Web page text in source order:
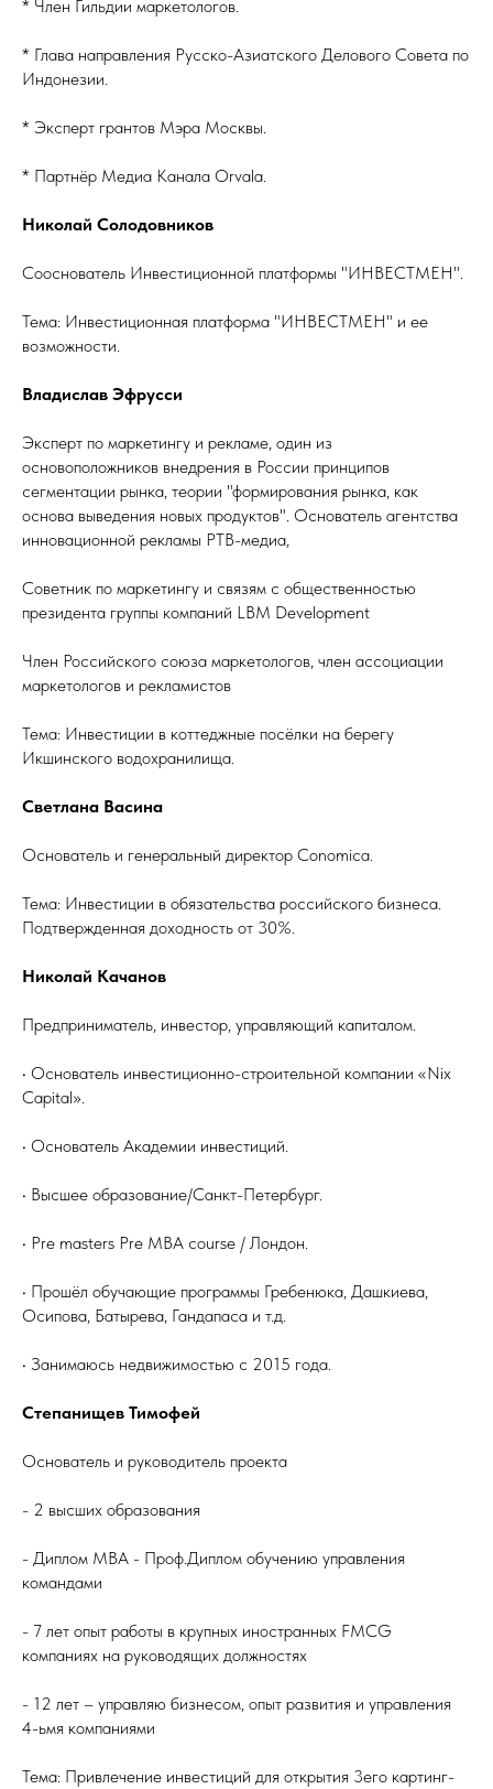
* Член Гильдии маркетологов.
* Глава направления Русско-Азиатского Делового Совета по
Индонезии.
* Эксперт грантов Мэра Москвы.
* Партнёр Медиа Канала Orvala.
Николай Солодовников
Сооснователь Инвестиционной платформы "ИНВЕСТМЕН".
Тема: Инвестиционная платформа "ИНВЕСТМЕН" и ее
возможности.
Владислав Эфрусси
Эксперт по маркетингу и рекламе, один из
основоположников внедрения в России принципов
сегментации рынка, теории "формирования рынка, как
основа выведения новых продуктов". Основатель агентства
инновационной рекламы РТВ-медиа,
Советник по маркетингу и связям с общественностью
президента группы компаний LBM Development
Член Российского союза маркетологов, член ассоциации
маркетологов и рекламистов
Тема: Инвестиции в коттеджные посёлки на берегу
Икшинского водохранилища.
Светлана Васина
Основатель и генеральный директор Conomica.
Тема: Инвестиции в обязательства российского бизнеса.
Подтвержденная доходность от 30%.
Николай Качанов
Предприниматель, инвестор, управляющий капиталом.
• Основатель инвестиционно-строительной компании «Nix
Capital».
• Основатель Академии инвестиций.
• Высшее образование/Санкт-Петербург.
• Pre masters Pre MBA course / Лондон.
• Прошёл обучающие программы Гребенюка, Дашкиева,
Осипова, Батырева, Гандапаса и т.д.
• Занимаюсь недвижимостью с 2015 года.
Степанищев Тимофей
Основатель и руководитель проекта
- 2 высших образования
- Диплом MBA - Проф.Диплом обучению управления
командами
- 7 лет опыт работы в крупных иностранных FMCG
компаниях на руководящих должностях
- 12 лет – управляю бизнесом, опыт развития и управления
4-ьмя компаниями
Тема: Привлечение инвестиций для открытия 3его картинг-